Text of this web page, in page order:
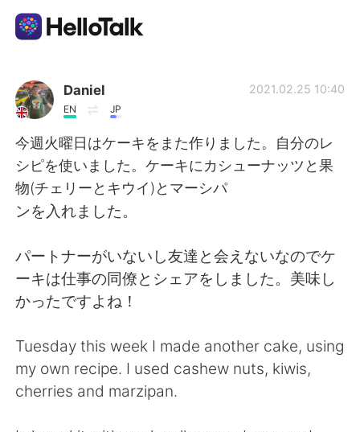
語学交換アプリ
AI Grammar Checker
日本語
繁體中文 Español
Deutsch 한국어
Daniel
EN JP
2021.02.25 10:40
今週火曜日はケーキをまた作りました。自分のレ
シピを使いました。ケーキにカシューナッツと果
物(チェリーとキウイ)とマーシパ
ンを入れました。
パートナーがいないし友達と会えないなのでケ
ーキは仕事の同僚とシェアをしました。美味し
かったですよね！
Tuesday this week I made another cake, using
my own recipe. I used cashew nuts, kiwis,
cherries and marzipan.